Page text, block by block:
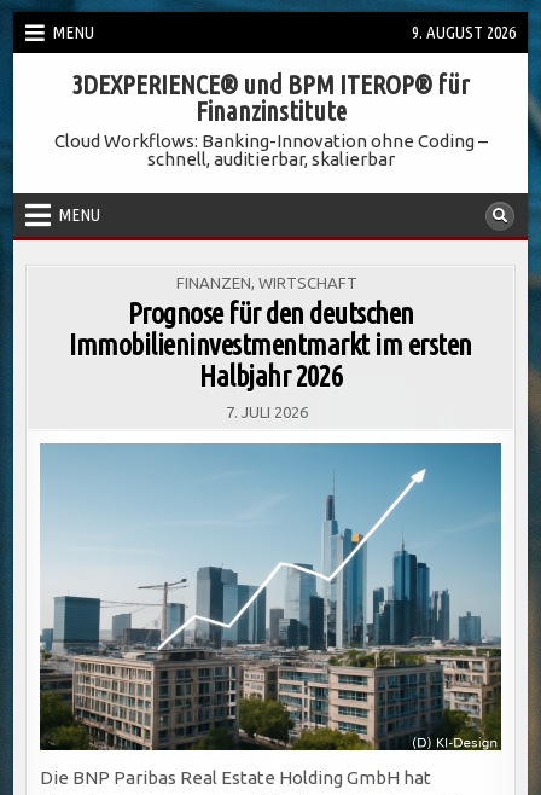
Skip
to
MENU 9. AUGUST 2026
3DEXPERIENCE® und BPM ITEROP® für
Finanzinstitute
Cloud Workflows: Banking-Innovation ohne Coding –
schnell, auditierbar, skalierbar
MENU
POSTED
FINANZEN WIRTSCHAFT
Prognose für den deutschen
Immobilieninvestmentmarkt im ersten
Halbjahr 2026
7. JULI 2026
Die BNP Paribas Real Estate Holding GmbH hat